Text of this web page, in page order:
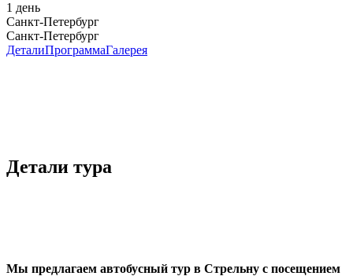
1 день
Санкт-Петербург
Санкт-Петербург
ДеталиПрограммаГалерея
Детали тура
Мы предлагаем автобусный тур в Стрельну с посещением